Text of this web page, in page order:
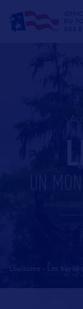
UN
Louisiane - Les bayous